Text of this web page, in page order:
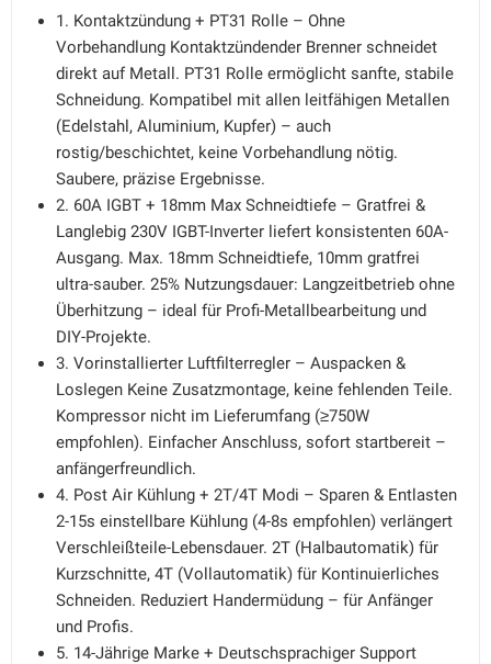
1. Kontaktzündung + PT31 Rolle – Ohne
Vorbehandlung Kontaktzündender Brenner schneidet
direkt auf Metall. PT31 Rolle ermöglicht sanfte, stabile
Schneidung. Kompatibel mit allen leitfähigen Metallen
(Edelstahl, Aluminium, Kupfer) – auch
rostig/beschichtet, keine Vorbehandlung nötig.
Saubere, präzise Ergebnisse.
2. 60A IGBT + 18mm Max Schneidtiefe – Gratfrei &
Langlebig 230V IGBT-Inverter liefert konsistenten 60A-
Ausgang. Max. 18mm Schneidtiefe, 10mm gratfrei
ultra-sauber. 25% Nutzungsdauer: Langzeitbetrieb ohne
Überhitzung – ideal für Profi-Metallbearbeitung und
DIY-Projekte.
3. Vorinstallierter Luftfilterregler – Auspacken &
Loslegen Keine Zusatzmontage, keine fehlenden Teile.
Kompressor nicht im Lieferumfang (≥750W
empfohlen). Einfacher Anschluss, sofort startbereit –
anfängerfreundlich.
4. Post Air Kühlung + 2T/4T Modi – Sparen & Entlasten
2-15s einstellbare Kühlung (4-8s empfohlen) verlängert
Verschleißteile-Lebensdauer. 2T (Halbautomatik) für
Kurzschnitte, 4T (Vollautomatik) für Kontinuierliches
Schneiden. Reduziert Handermüdung – für Anfänger
und Profis.
5. 14-Jährige Marke + Deutschsprachiger Support